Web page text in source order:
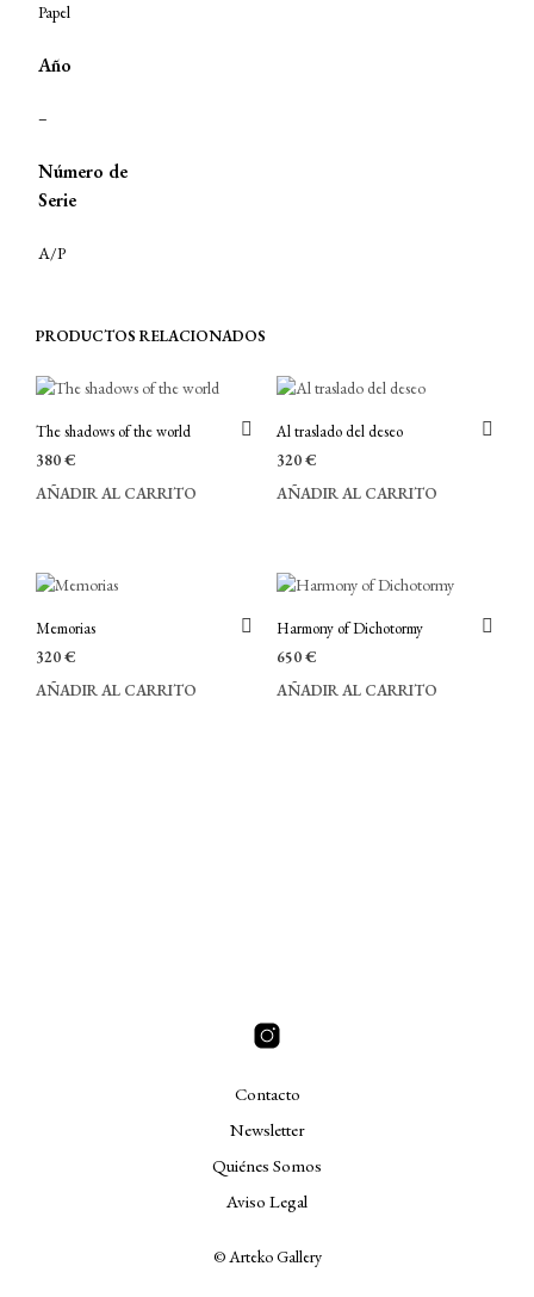
Papel
Año
–
Número de
Serie
A/P
PRODUCTOS RELACIONADOS
The shadows of the world
380€
AÑADIR AL CARRITO
Al traslado del deseo
320€
AÑADIR AL CARRITO
Memorias
320€
AÑADIR AL CARRITO
Harmony of Dichotormy
650€
AÑADIR AL CARRITO
Contacto
Newsletter
Quiénes Somos
Aviso Legal
© Arteko Gallery